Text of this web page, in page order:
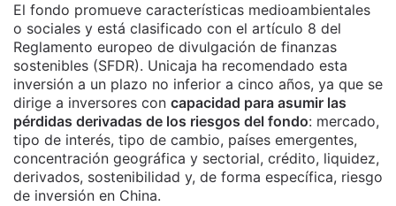
El fondo promueve características medioambientales
o sociales y está clasificado con el artículo 8 del
Reglamento europeo de divulgación de finanzas
sostenibles (SFDR). Unicaja ha recomendado esta
inversión a un plazo no inferior a cinco años, ya que se
dirige a inversores con capacidad para asumir las
pérdidas derivadas de los riesgos del fondo: mercado,
tipo de interés, tipo de cambio, países emergentes,
concentración geográfica y sectorial, crédito, liquidez,
derivados, sostenibilidad y, de forma específica, riesgo
de inversión en China.